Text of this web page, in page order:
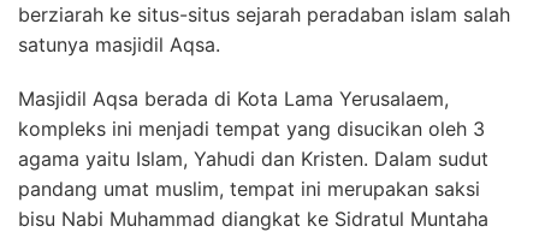
berziarah ke situs-situs sejarah peradaban islam salah
satunya masjidil Aqsa.
Masjidil Aqsa berada di Kota Lama Yerusalaem,
kompleks ini menjadi tempat yang disucikan oleh 3
agama yaitu Islam, Yahudi dan Kristen. Dalam sudut
pandang umat muslim, tempat ini merupakan saksi
bisu Nabi Muhammad diangkat ke Sidratul Muntaha